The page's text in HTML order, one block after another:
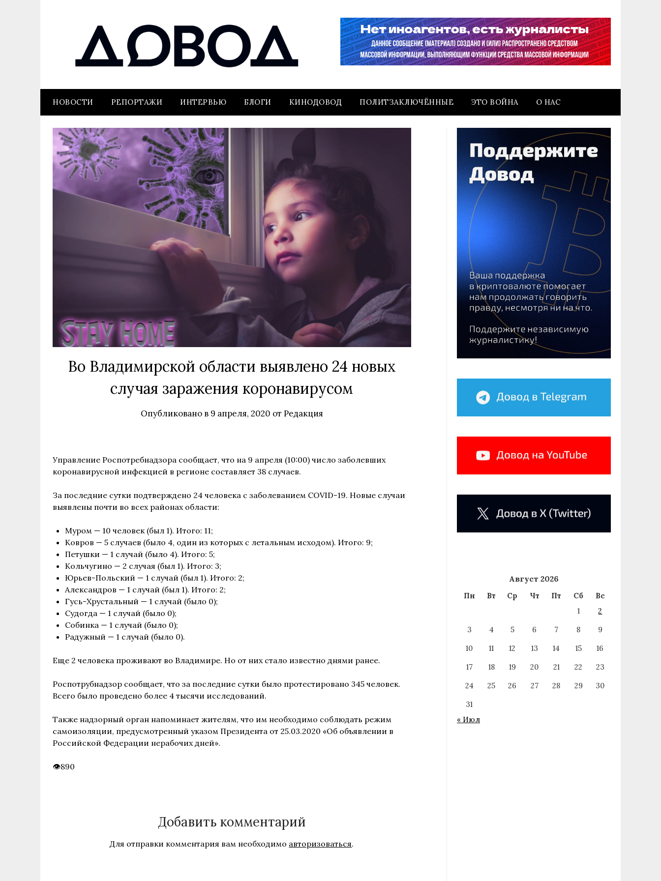
НОВОСТИ РЕПОРТАЖИ ИНТЕРВЬЮ БЛОГИ КИНОДОВОД ПОЛИТЗАКЛЮЧЁННЫЕ ЭТО ВОЙНА О НАС
Во Владимирской области выявлено 24 новых
случая заражения коронавирусом
Опубликовано в 9 апреля, 2020 от Редакция
Управление Роспотребнадзора сообщает, что на 9 апреля (10:00) число заболевших
коронавирусной инфекцией в регионе составляет 38 случаев.
За последние сутки подтверждено 24 человека с заболеванием COVID-19. Новые случаи
выявлены почти во всех районах области:
Муром — 10 человек (был 1). Итого: 11;
Ковров — 5 случаев (было 4, один из которых с летальным исходом). Итого: 9;
Петушки — 1 случай (было 4). Итого: 5;
Кольчугино — 2 случая (был 1). Итого: 3;
Юрьев-Польский — 1 случай (был 1). Итого: 2;
Александров — 1 случай (был 1). Итого: 2;
Гусь-Хрустальный — 1 случай (было 0);
Судогда — 1 случай (было 0);
Собинка — 1 случай (было 0);
Радужный — 1 случай (было 0).
Еще 2 человека проживают во Владимире. Но от них стало известно днями ранее.
Роспотрубнадзор сообщает, что за последние сутки было протестировано 345 человек.
Всего было проведено более 4 тысячи исследований.
Также надзорный орган напоминает жителям, что им необходимо соблюдать режим
самоизоляции, предусмотренный указом Президента от 25.03.2020 «Об объявлении в
Российской Федерации нерабочих дней».
890
Добавить комментарий
Для отправки комментария вам необходимо авторизоваться.
Август 2026
Пн Вт Ср Чт Пт Сб
Вс
1
2
3
4 5 6 7 8
9
10
11 12 13 14 15
16
17
18 19 20 21 22
23
24
25 26 27 28 29
30
31
« Июл